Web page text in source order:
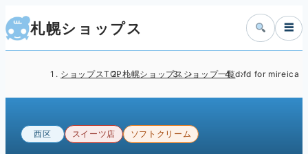
札幌ショップス ☰
ショップスTOP札幌ショップス ショップ一覧d.fd for mireica
西区 スイーツ店 ソフトクリーム